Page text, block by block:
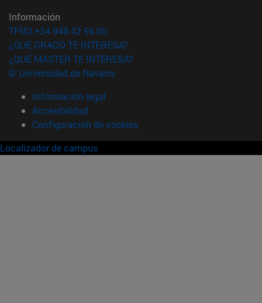
Información
TFNO +34 948 42 56 00
¿QUÉ GRADO TE INTERESA?
¿QUÉ MÁSTER TE INTERESA?
© Universidad de Navarra
Información legal
Accesibilidad
Configuración de cookies
Localizador de campus